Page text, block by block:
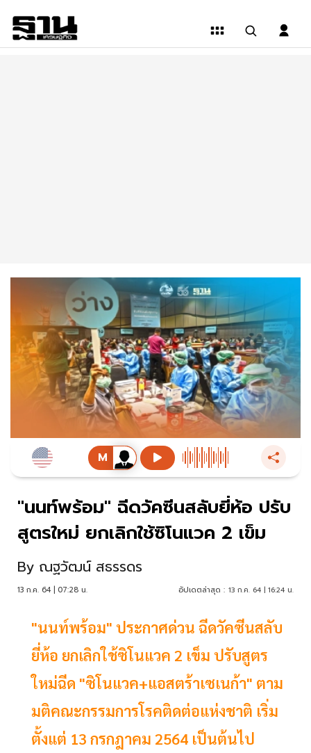
"นนท์พร้อม" ฉีดวัคซีนสลับยี่ห้อ ปรับ
สูตรใหม่ ยกเลิกใช้ซิโนแวค 2 เข็ม
By ณฐวัฒน์ สธรรดร
13 ก.ค. 64 | 07:28 น. อัปเดตล่าสุด : 13 ก.ค. 64 | 16:24 น.
"นนท์พร้อม" ประกาศด่วน ฉีดวัคซีนสลับ
ยี่ห้อ ยกเลิกใช้ซิโนแวค 2 เข็ม ปรับสูตร
ใหม่ฉีด "ซิโนแวค+แอสตร้าเซเนก้า" ตาม
มติคณะกรรมการโรคติดต่อแห่งชาติ เริ่ม
ตั้งแต่ 13 กรกฎาคม 2564 เป็นต้นไป